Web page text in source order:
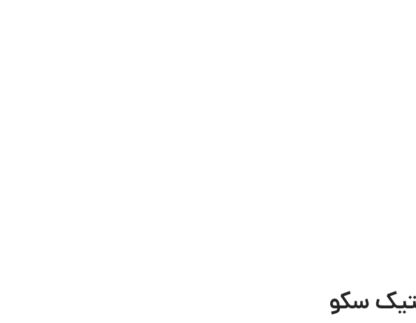
سکو